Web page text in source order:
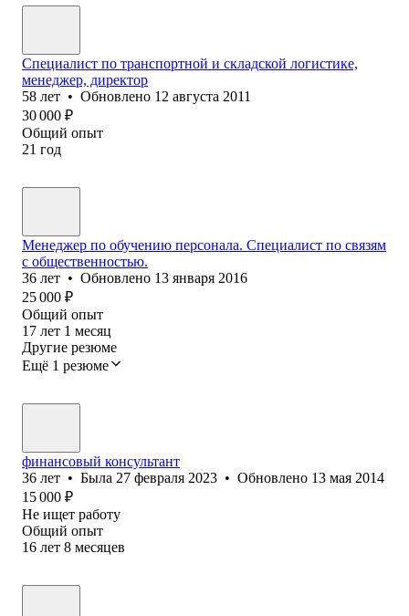
Специалист по транспортной и складской логистике,
менеджер, директор
58 лет • Обновлено 12 августа 2011
30 000 ₽
Общий опыт
21 год
Менеджер по обучению персонала. Специалист по связям
с общественностью.
36 лет • Обновлено 13 января 2016
25 000 ₽
Общий опыт
17 лет 1 месяц
Другие резюме
Ещё 1 резюме
финансовый консультант
36 лет • Была 27 февраля 2023 • Обновлено 13 мая 2014
15 000 ₽
Не ищет работу
Общий опыт
16 лет 8 месяцев